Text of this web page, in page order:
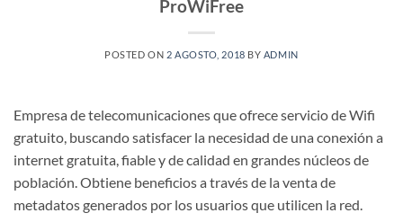
ProWiFree
POSTED ON 2 AGOSTO, 2018 BY ADMIN
Empresa de telecomunicaciones que ofrece servicio de Wifi
gratuito, buscando satisfacer la necesidad de una conexión a
internet gratuita, fiable y de calidad en grandes núcleos de
población. Obtiene beneficios a través de la venta de
metadatos generados por los usuarios que utilicen la red.